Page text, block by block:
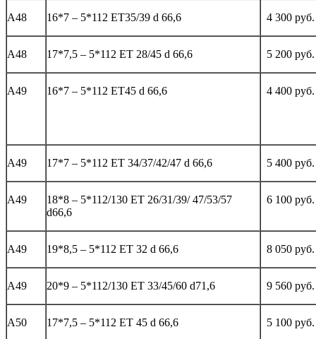
А48 16*7 – 5*112 ЕТ35/39 d 66,6 4 300 руб.
А48 17*7,5 – 5*112 ЕТ 28/45 d 66,6 5 200 руб.
А49 16*7 – 5*112 ЕТ45 d 66,6 4 400 руб.
А49 17*7 – 5*112 ЕТ 34/37/42/47 d 66,6 5 400 руб.
А49
18*8 – 5*112/130 ЕТ 26/31/39/ 47/53/57
d66,6
6 100 руб.
А49 19*8,5 – 5*112 ЕТ 32 d 66,6 8 050 руб.
А49 20*9 – 5*112/130 ET 33/45/60 d71,6 9 560 руб.
А50 17*7,5 – 5*112 ЕТ 45 d 66,6 5 100 руб.